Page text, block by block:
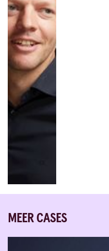
MEER CASES